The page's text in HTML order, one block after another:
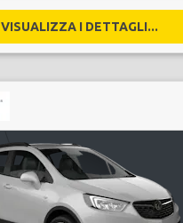
VISUALIZZA I DETTAGLI...